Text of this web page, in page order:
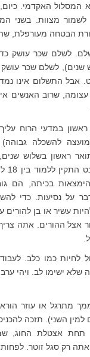
המסלול האקדמי.
מצוות. בשני
הבטחה מעורפלת,
שנים), לשלם שכר עושק
אבל התשלום אינו
שרוב האנשים
להשכלה גבוהה)
בכיתה, הם
על נסיעות. כדי
עשיר או בן
אצל ההורים. אתה
לחיות כמו כלב.
שלא ישימו לב. ויהי
ממך מתרגל או עוזר
למין השני). תזכה
תחת אצטלת החוג,
רק סגל זוטר.